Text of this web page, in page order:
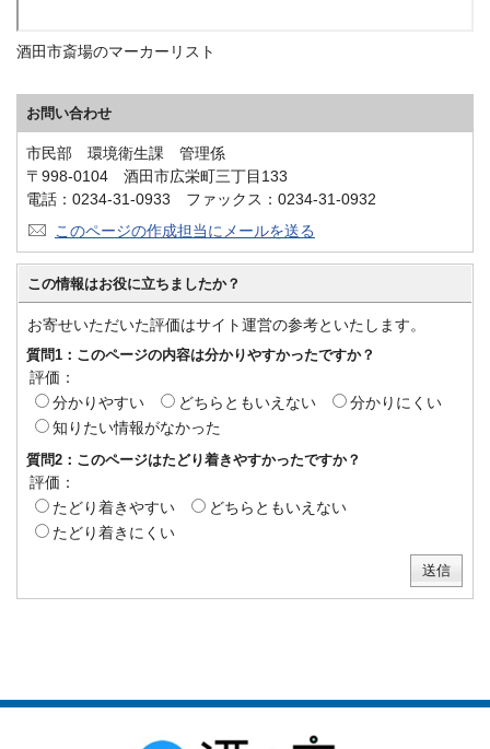
酒田市斎場のマーカーリスト
お問い合わせ
市民部 環境衛生課 管理係
〒998-0104 酒田市広栄町三丁目133
電話：0234-31-0933 ファックス：0234-31-0932
このページの作成担当にメールを送る
この情報はお役に立ちましたか？
お寄せいただいた評価はサイト運営の参考といたします。
質問1：このページの内容は分かりやすかったですか？
評価：
分かりやすい
どちらともいえない
分かりにくい
知りたい情報がなかった
質問2：このページはたどり着きやすかったですか？
評価：
たどり着きやすい
どちらともいえない
たどり着きにくい